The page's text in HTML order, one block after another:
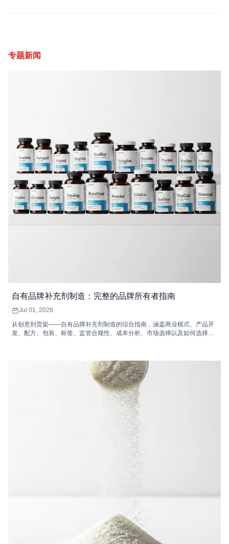
专题新闻
自有品牌补充剂制造：完整的品牌所有者指南
Jul 01, 2026
从创意到货架——自有品牌补充剂制造的综合指南，涵盖商业模式、产品开
发、配方、包装、标签、监管合规性、成本分析、市场选择以及如何选择合